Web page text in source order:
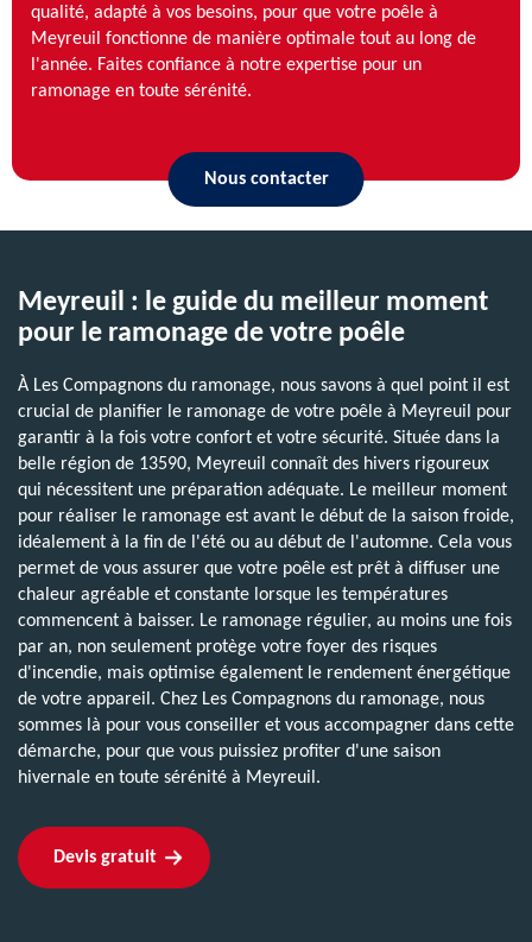
qualité, adapté à vos besoins, pour que votre poêle à
Meyreuil fonctionne de manière optimale tout au long de
l'année. Faites confiance à notre expertise pour un
ramonage en toute sérénité.
Nous contacter
Meyreuil : le guide du meilleur moment
pour le ramonage de votre poêle
À Les Compagnons du ramonage, nous savons à quel point il est
crucial de planifier le ramonage de votre poêle à Meyreuil pour
garantir à la fois votre confort et votre sécurité. Située dans la
belle région de 13590, Meyreuil connaît des hivers rigoureux
qui nécessitent une préparation adéquate. Le meilleur moment
pour réaliser le ramonage est avant le début de la saison froide,
idéalement à la fin de l'été ou au début de l'automne. Cela vous
permet de vous assurer que votre poêle est prêt à diffuser une
chaleur agréable et constante lorsque les températures
commencent à baisser. Le ramonage régulier, au moins une fois
par an, non seulement protège votre foyer des risques
d'incendie, mais optimise également le rendement énergétique
de votre appareil. Chez Les Compagnons du ramonage, nous
sommes là pour vous conseiller et vous accompagner dans cette
démarche, pour que vous puissiez profiter d'une saison
hivernale en toute sérénité à Meyreuil.
Devis gratuit